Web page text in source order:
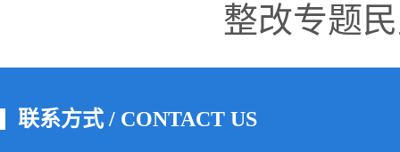
整改专题
联系方式 / CONTACT US